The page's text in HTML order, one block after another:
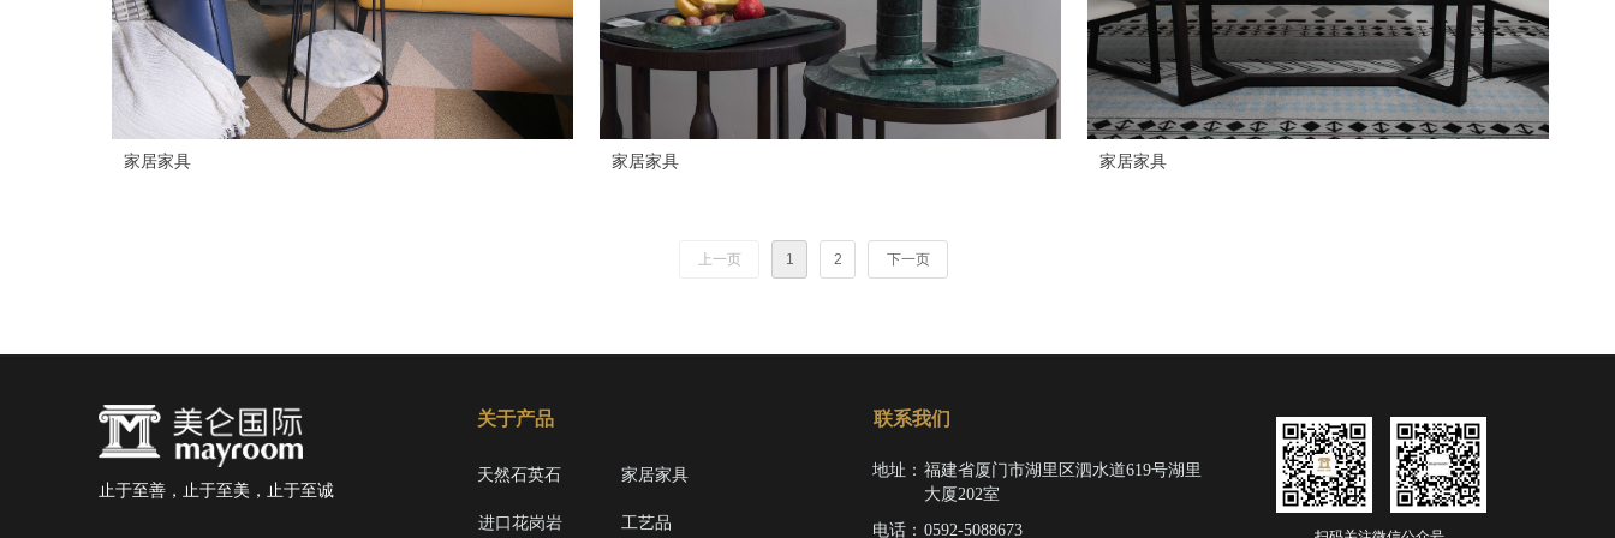
家居家具 家居家具 家居家具
上一页 1 2 下一页
联系我们
地址： 福建省厦门市湖里区泗水道619号湖里
大厦202室
电话： 0592-5088673
止于至善，止于至美，止于至诚
关于产品
天然石英石
进口花岗岩
家居家具
工艺品